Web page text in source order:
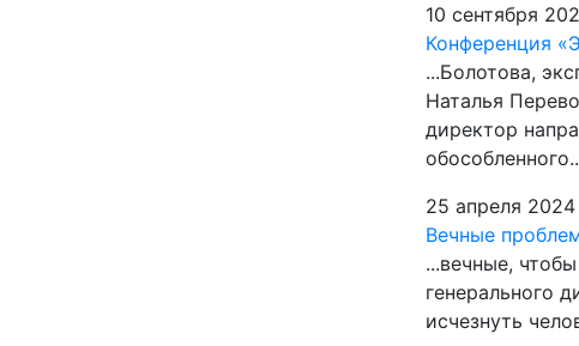
10 сентября
Конференция
...Болотова,
Наталья
директор
25 апреля 2024
Вечные
...вечные,
генерального
исчезнуть